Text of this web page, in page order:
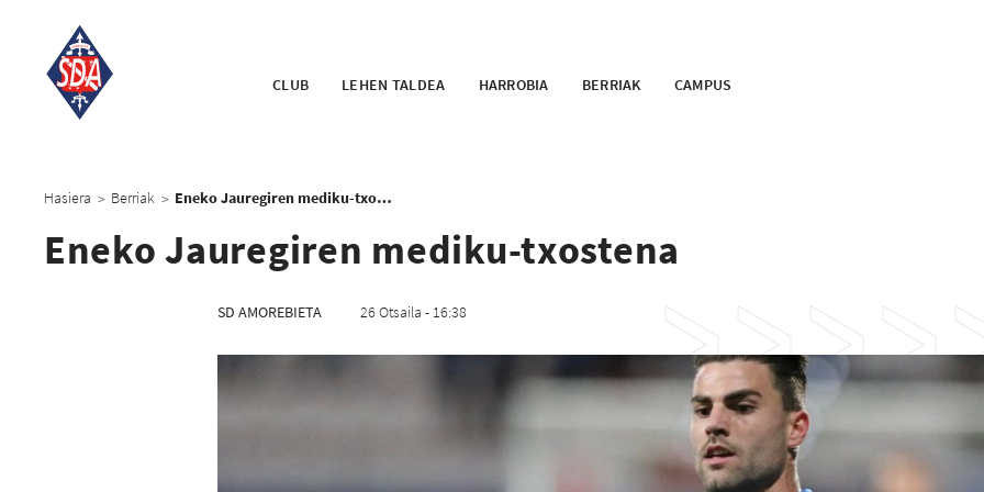
CLUB LEHEN TALDEA HARROBIA BERRIAK CAMPUS
Hasiera > Berriak > Eneko Jauregiren mediku-txostena
Eneko Jauregiren mediku-txostena
SD AMOREBIETA 26 Otsaila - 16:38